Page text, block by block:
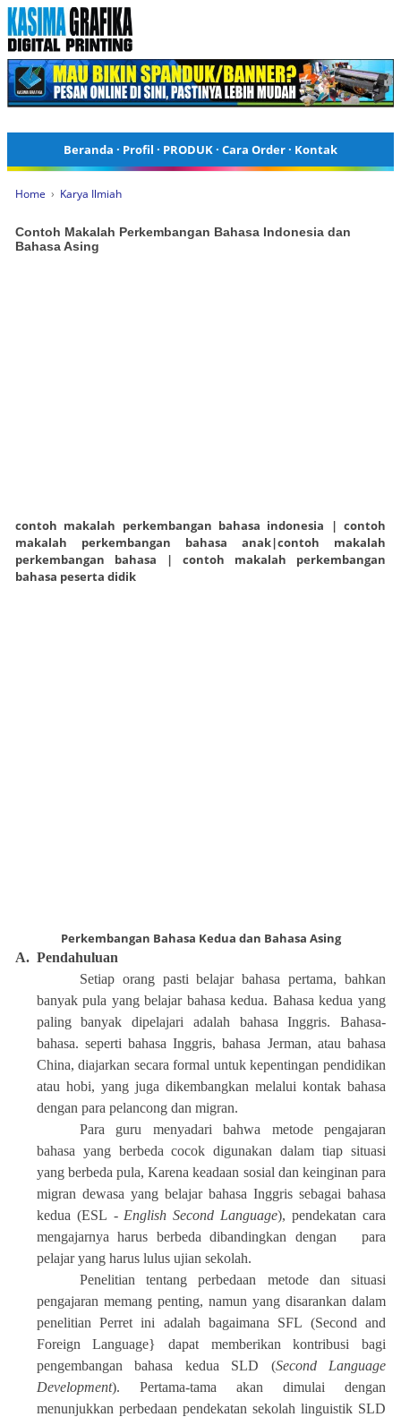
Beranda · Profil · PRODUK· Cara Order· Kontak
Home › Karya Ilmiah
Contoh Makalah Perkembangan Bahasa Indonesia dan
Bahasa Asing
contoh makalah perkembangan bahasa indonesia | contoh
makalah perkembangan bahasa anak|contoh makalah
perkembangan bahasa | contoh makalah perkembangan
bahasa peserta didik
Perkembangan Bahasa Kedua dan Bahasa Asing
A. Pendahuluan
Setiap orang pasti belajar bahasa pertama, bahkan
banyak pula yang belajar bahasa kedua. Bahasa kedua yang
paling banyak dipelajari adalah bahasa Inggris. Bahasa-
bahasa. seperti bahasa Inggris, bahasa Jerman, atau bahasa
China, diajarkan secara formal untuk kepentingan pendidikan
atau hobi, yang juga dikembangkan melalui kontak bahasa
dengan para pelancong dan migran.
Para guru menyadari bahwa metode pengajaran
bahasa yang berbeda cocok digunakan dalam tiap situasi
yang berbeda pula, Karena keadaan sosial dan keinginan para
migran dewasa yang belajar bahasa Inggris sebagai bahasa
kedua (ESL - English Second Language), pendekatan cara
mengajarnya harus berbeda dibandingkan dengan para
pelajar yang harus lulus ujian sekolah.
Penelitian tentang perbedaan metode dan situasi
pengajaran memang penting, namun yang disarankan dalam
penelitian Perret ini adalah bagaimana SFL (Second and
Foreign Language} dapat memberikan kontribusi bagi
pengembangan bahasa kedua SLD (Second Language
Development). Pertama-tama akan dimulai dengan
menunjukkan perbedaan pendekatan sekolah linguistik SLD